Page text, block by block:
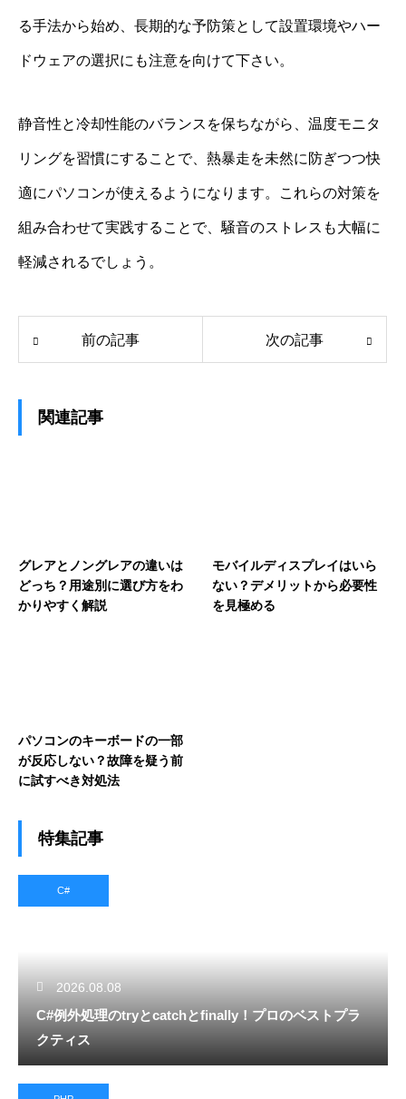
る手法から始め、長期的な予防策として設置環境やハー
ドウェアの選択にも注意を向けて下さい。
静音性と冷却性能のバランスを保ちながら、温度モニタ
リングを習慣にすることで、熱暴走を未然に防ぎつつ快
適にパソコンが使えるようになります。これらの対策を
組み合わせて実践することで、騒音のストレスも大幅に
軽減されるでしょう。
前の記事 次の記事
関連記事
グレアとノングレアの違いは
どっち？用途別に選び方をわ
かりやすく解説
モバイルディスプレイはいら
ない？デメリットから必要性
を見極める
パソコンのキーボードの一部
が反応しない？故障を疑う前
に試すべき対処法
特集記事
C#
2026.08.08
C#例外処理のtryとcatchとfinally！プロのベストプラ
クティス